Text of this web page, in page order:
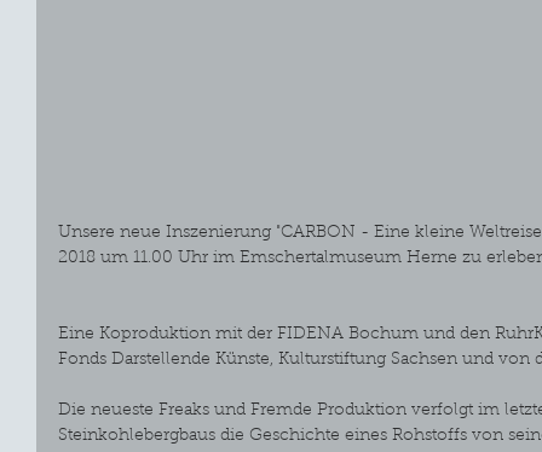
Unsere neue Inszenierung "CARBON - Eine kleine
2018 um 11.00 Uhr im Emschertalmuseum Herne zu
Eine Koproduktion mit der FIDENA Bochum und den
Fonds Darstellende Künste, Kulturstiftung Sachsen und von
Die neueste Freaks und Fremde Produktion verfolgt im
Steinkohlebergbaus die Geschichte eines Rohstoffs von